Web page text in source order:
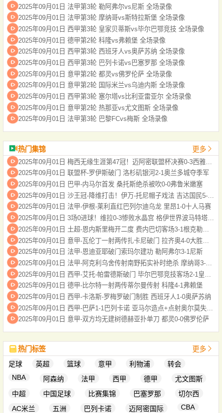
2025年09月01日 法甲第3轮 勒阿弗尔vs尼斯 全场录像
2025年09月01日 法甲第3轮 摩纳哥vs斯特拉斯堡 全场录像
2025年09月01日 西甲第3轮 皇家贝蒂斯vs毕尔巴鄂竞技 全场录像
2025年09月01日 德甲第2轮 科隆vs弗赖堡 全场录像
2025年09月01日 西甲第3轮 西班牙人vs奥萨苏纳 全场录像
2025年09月01日 西甲第3轮 巴列卡诺vs巴塞罗那 全场录像
2025年09月01日 意甲第2轮 都灵vs佛罗伦萨 全场录像
2025年09月01日 意甲第2轮 国际米兰vs乌迪内斯 全场录像
2025年09月01日 西甲第3轮 塞尔塔vs比利亚雷亚尔 全场录像
2025年09月01日 意甲第2轮 热那亚vs尤文图斯 全场录像
2025年09月01日 法甲第3轮 巴黎FCvs梅斯 全场录像
热门集锦 更多
2025年09月01日 联盟杯-罗伊斯破门 洛杉矶银河2-1奥兰多城夺季军
2025年09月01日 巴甲-内马尔首发 桑托斯绝杀被吹0-0弗鲁米嫩塞
2025年09月01日 法甲-伊根-莱利直红巴列尔迪乌龙 里昂1-0十人马赛
2025年09月01日 3场0进球！维拉0-3惨败水晶宫 格伊世界波马特塔点射大马丁缺战
2025年09月01日 法甲-恩迪亚耶破门索玛尔建功 勒阿弗尔3-1尼斯
2025年09月01日 德甲-比尔特一射两传蒂尔曼传射 科隆4-1弗赖堡
2025年09月01日 西甲-卡洛斯-罗梅罗破门制胜 西班牙人1-0奥萨苏纳
2025年09月01日 意甲-双方均无建树德赫亚扑单刀 都灵0-0佛罗伦萨
热门标签
更多
足球
英超 篮球 意甲 利物浦
转会
NBA
阿森纳 法甲 西甲 德甲
尤文图斯
中超
中国足球 比赛集锦 巴塞罗那
切尔西
AC米兰
五洲 巴列卡诺 迈阿密国际
CBA